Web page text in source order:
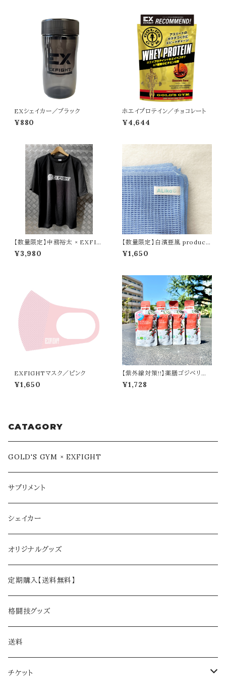
EXシェイカー／ブラック
¥880
ホエイプロテイン／チョコレート
¥4,644
【数量限定】中務裕太 × EXFIG
HT Tシャツ（たかし けんこうだ
いいちver.）
¥3,980
【数量限定】白濱亜嵐 produce
『ALika』ボディタオル
¥1,650
EXFIGHTマスク／ピンク
¥1,650
【紫外線対策!!】薬膳ゴジベリー
ドリンク（4日分）
¥1,728
CATAGORY
GOLD'S GYM × EXFIGHT
サプリメント
シェイカー
オリジナルグッズ
定期購入【送料無料】
格闘技グッズ
送料
チケット